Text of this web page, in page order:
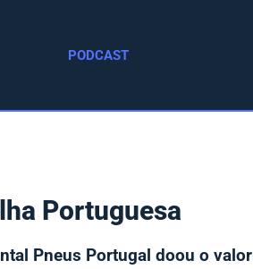
PODCAST
Portuguesa
Pneus Portugal doou o valor